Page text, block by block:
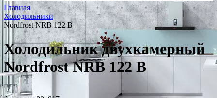
Главная
Холодильники
Nordfrost NRB 122 B
Холодильник двухкамерный
Nordfrost NRB 122 B